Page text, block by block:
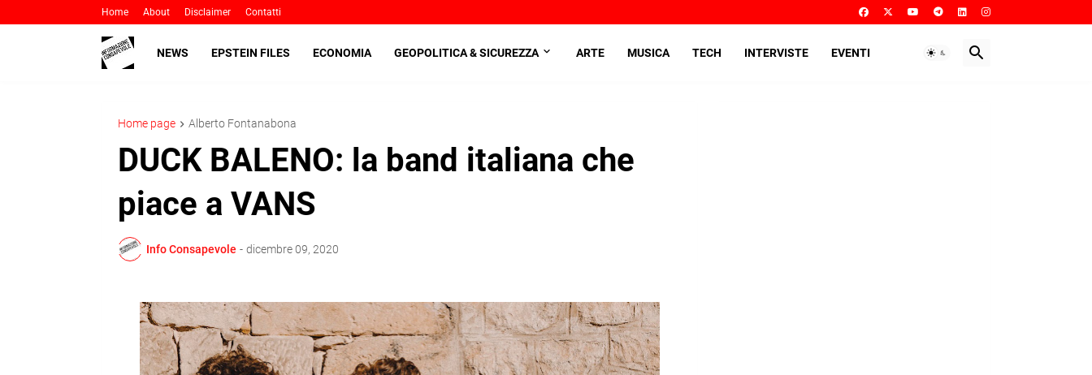
Home About Disclaimer Contatti
NEWS EPSTEIN FILES ECONOMIA GEOPOLITICA & SICUREZZA ARTE MUSICA TECH INTERVISTE EVENTI
Home page Alberto Fontanabona
DUCK BALENO: la band italiana che
piace a VANS
Info Consapevole - dicembre 09, 2020